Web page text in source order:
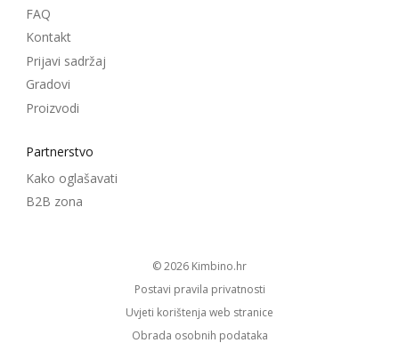
FAQ
Kontakt
Prijavi sadržaj
Gradovi
Proizvodi
Partnerstvo
Kako oglašavati
B2B zona
© 2026
kimbino.hr
Postavi pravila privatnosti
Uvjeti korištenja web stranice
Obrada osobnih podataka